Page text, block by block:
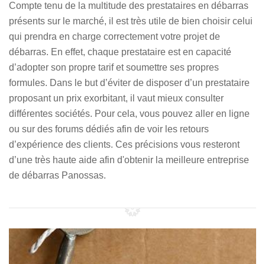
Compte tenu de la multitude des prestataires en débarras
présents sur le marché, il est très utile de bien choisir celui
qui prendra en charge correctement votre projet de
débarras. En effet, chaque prestataire est en capacité
d’adopter son propre tarif et soumettre ses propres
formules. Dans le but d’éviter de disposer d’un prestataire
proposant un prix exorbitant, il vaut mieux consulter
différentes sociétés. Pour cela, vous pouvez aller en ligne
ou sur des forums dédiés afin de voir les retours
d’expérience des clients. Ces précisions vous resteront
d’une très haute aide afin d'obtenir la meilleure entreprise
de débarras Panossas.